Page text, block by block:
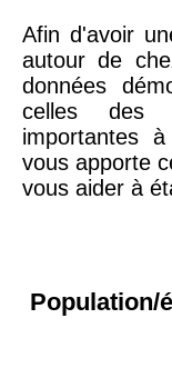
Afin d'avoir
autour de
données
celles des
importantes
vous apporte
vous aider à
Population/